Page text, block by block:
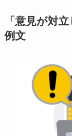
「意見が対
例文